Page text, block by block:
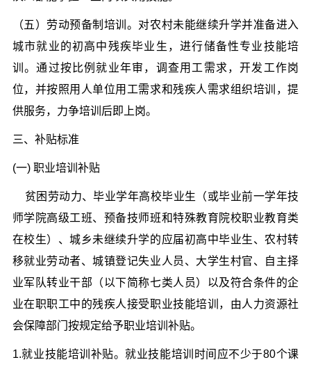
（五）劳动预备制培训。对农村未能继续升学并准备进入
城市就业的初高中残疾毕业生，进行储备性专业技能培
训。通过按比例就业年审，调查用工需求，开发工作岗
位，并按照用人单位用工需求和残疾人需求组织培训，提
供服务，力争培训后即上岗。
三、补贴标准
(一) 职业培训补贴
贫困劳动力、毕业学年高校毕业生（或毕业前一学年技
师学院高级工班、预备技师班和特殊教育院校职业教育类
在校生）、城乡未继续升学的应届初高中毕业生、农村转
移就业劳动者、城镇登记失业人员、大学生村官、自主择
业军队转业干部（以下简称七类人员）以及符合条件的企
业在职职工中的残疾人接受职业技能培训，由人力资源社
会保障部门按规定给予职业培训补贴。
1.就业技能培训补贴。就业技能培训时间应不少于80个课